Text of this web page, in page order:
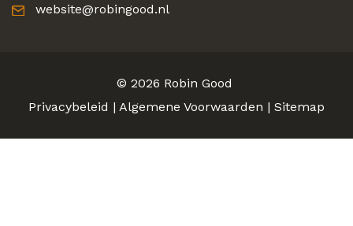
website@robingood.nl
© 2026 Robin Good
Privacybeleid | Algemene Voorwaarden | Sitemap